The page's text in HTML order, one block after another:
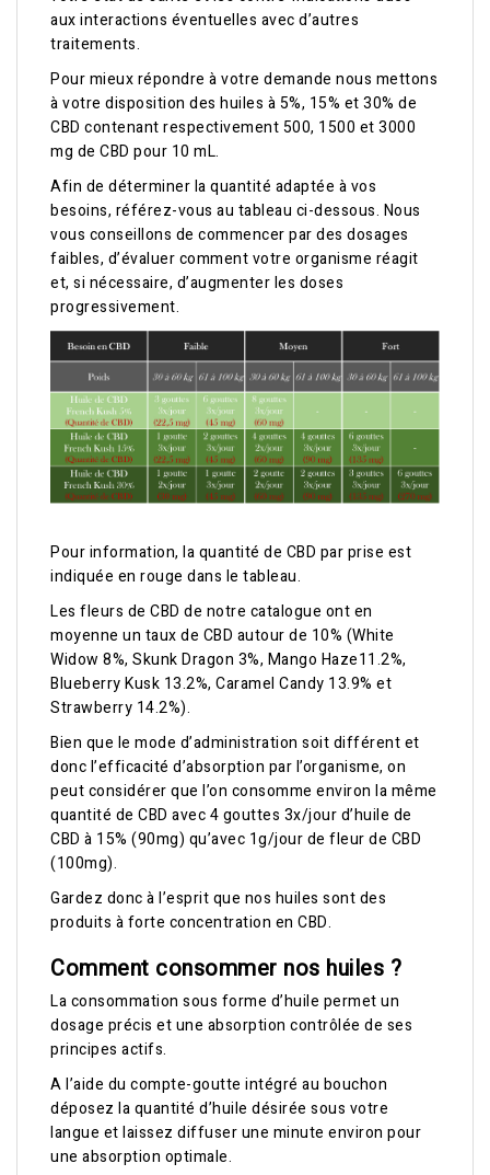
aux interactions éventuelles avec d’autres
traitements.
Pour mieux répondre à votre demande nous mettons
à votre disposition des huiles à 5%, 15% et 30% de
CBD contenant respectivement 500, 1500 et 3000
mg de CBD pour 10 mL.
Afin de déterminer la quantité adaptée à vos
besoins, référez-vous au tableau ci-dessous. Nous
vous conseillons de commencer par des dosages
faibles, d’évaluer comment votre organisme réagit
et, si nécessaire, d’augmenter les doses
progressivement.
Pour information, la quantité de CBD par prise est
indiquée en rouge dans le tableau.
Les fleurs de CBD de notre catalogue ont en
moyenne un taux de CBD autour de 10% (White
Widow 8%, Skunk Dragon 3%, Mango Haze11.2%,
Blueberry Kusk 13.2%, Caramel Candy 13.9% et
Strawberry 14.2%).
Bien que le mode d’administration soit différent et
donc l’efficacité d’absorption par l’organisme, on
peut considérer que l’on consomme environ la même
quantité de CBD avec 4 gouttes 3x/jour d’huile de
CBD à 15% (90mg) qu’avec 1g/jour de fleur de CBD
(100mg).
Gardez donc à l’esprit que nos huiles sont des
produits à forte concentration en CBD.
Comment consommer nos huiles ?
La consommation sous forme d’huile permet un
dosage précis et une absorption contrôlée de ses
principes actifs.
A l’aide du compte-goutte intégré au bouchon
déposez la quantité d’huile désirée sous votre
langue et laissez diffuser une minute environ pour
une absorption optimale.